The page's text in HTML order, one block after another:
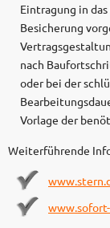
Eintragung in
Besicherung
nach
oder bei der
Vorlage der
Weiterführende